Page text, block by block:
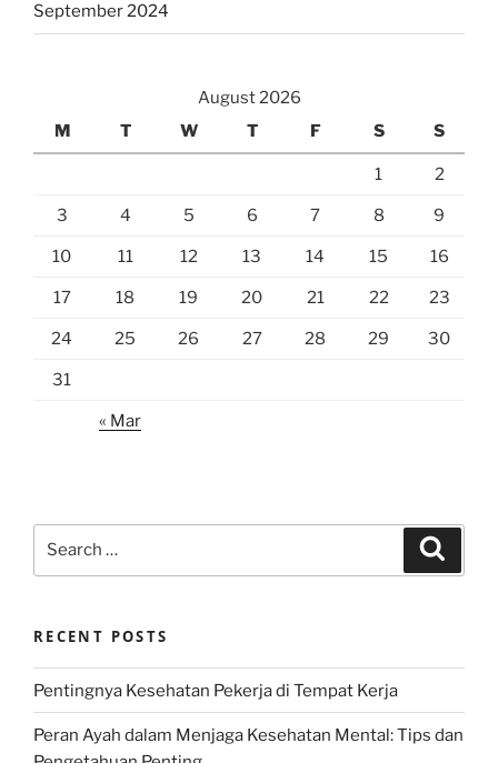
September 2024
August 2026
M
T W T F S S
1 2
3 4 5 6 7 8 9
10 11 12 13 14 15 16
17 18 19 20 21 22 23
24 25 26 27 28 29 30
31
« Mar
RECENT POSTS
Pentingnya Kesehatan Pekerja di Tempat Kerja
Peran Ayah dalam Menjaga Kesehatan Mental: Tips dan